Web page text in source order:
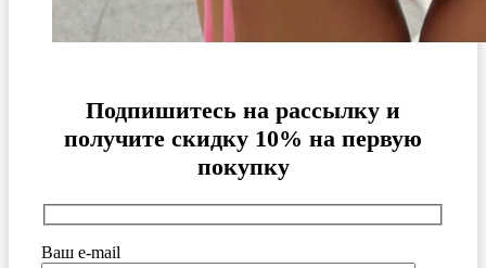
Подпишитесь на рассылку и
получите скидку 10% на первую
покупку
Ваш e-mail